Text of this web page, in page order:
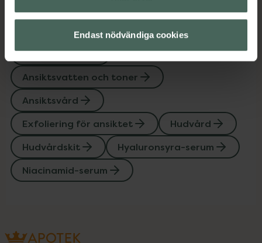
Endast nödvändiga cookies
Upptäck flera produkter inom
AHA-, BHA- och PHA-syra
Ansiktsserum
Ansiktsvatten och toner
Ansiktsvård
Exfoliering för ansiktet
Hudvård
Hudvårdskit
Hyaluronsyra-serum
Niacinamid-serum